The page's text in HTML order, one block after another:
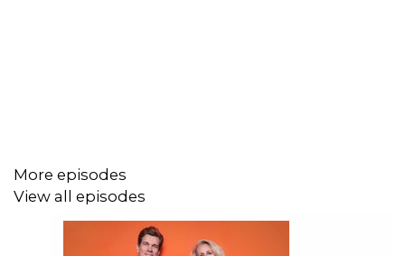
❤️Insta: Over geld praat je niet
More episodes
View all episodes